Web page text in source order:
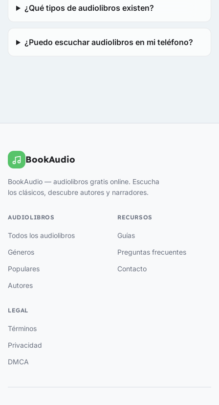
¿Qué tipos de audiolibros existen?
¿Puedo escuchar audiolibros en mi teléfono?
BookAudio
BookAudio — audiolibros gratis online. Escucha
los clásicos, descubre autores y narradores.
AUDIOLIBROS
Todos los audiolibros
Géneros
Populares
Autores
RECURSOS
Guías
Preguntas frecuentes
Contacto
LEGAL
Términos
Privacidad
DMCA